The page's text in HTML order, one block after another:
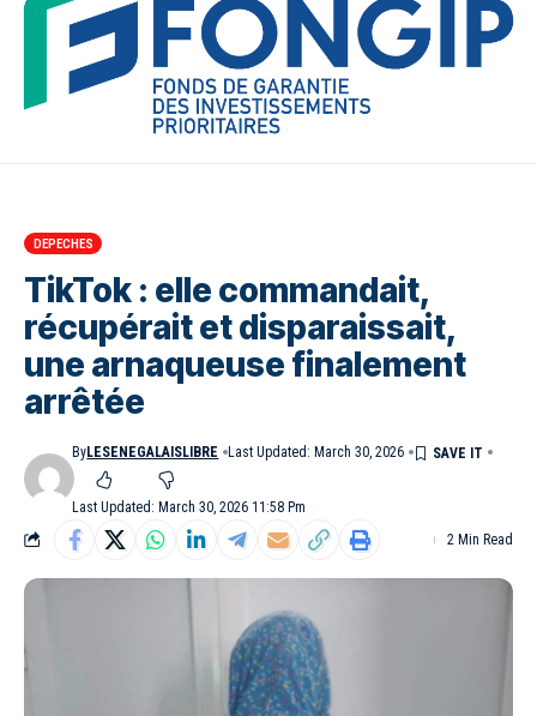
DEPECHES
TikTok : elle commandait,
récupérait et disparaissait,
une arnaqueuse finalement
arrêtée
Last Updated: March 30, 2026 11:58 Pm
ByLESENEGALAISLIBRE Last Updated: March 30, 2026
2 Min Read